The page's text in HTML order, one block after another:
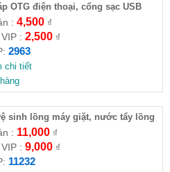
OTG điện thoại, cổng sạc USB
: 4,500₫
: 2,500₫
2963
chi tiết
sinh lồng máy giặt, nước tẩy lồng
CLEANING FLUID
: 11,000₫
: 9,000₫
11232